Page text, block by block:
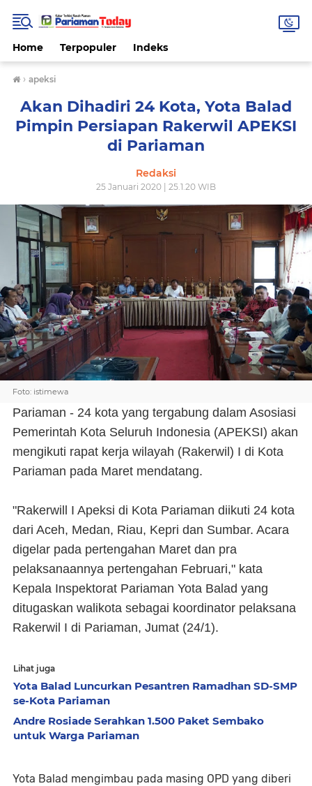
Home Terpopuler Indeks
› apeksi
Akan Dihadiri 24 Kota, Yota Balad
Pimpin Persiapan Rakerwil APEKSI
di Pariaman
Redaksi
25 Januari 2020 | 25.1.20 WIB
Foto: istimewa
Pariaman - 24 kota yang tergabung dalam Asosiasi
Pemerintah Kota Seluruh Indonesia (APEKSI) akan
mengikuti rapat kerja wilayah (Rakerwil) I di Kota
Pariaman pada Maret mendatang.
"Rakerwill I Apeksi di Kota Pariaman diikuti 24 kota
dari Aceh, Medan, Riau, Kepri dan Sumbar. Acara
digelar pada pertengahan Maret dan pra
pelaksanaannya pertengahan Februari," kata
Kepala Inspektorat Pariaman Yota Balad yang
ditugaskan walikota sebagai koordinator pelaksana
Rakerwil I di Pariaman, Jumat (24/1).
Lihat juga
Yota Balad Luncurkan Pesantren Ramadhan SD-SMP
se-Kota Pariaman
Andre Rosiade Serahkan 1.500 Paket Sembako
untuk Warga Pariaman
Yota Balad mengimbau pada masing OPD yang diberi